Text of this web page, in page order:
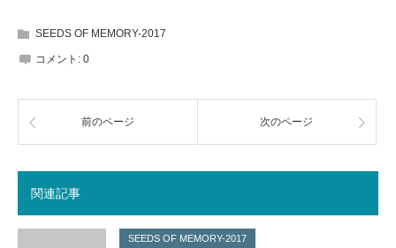
SEEDS OF MEMORY-2017
コメント: 0
前のページ 次のページ
関連記事
SEEDS OF MEMORY-2017